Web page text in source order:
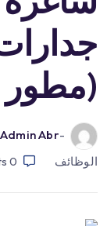
-by
Admin Abr
الوظائف
0
Comments